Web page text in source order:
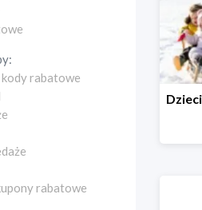
rabatowe
rabatowe